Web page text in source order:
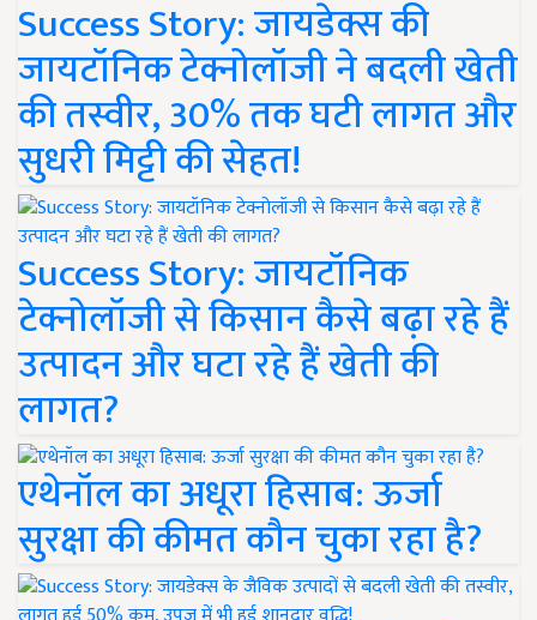
Success Story: जायडेक्स की
जायटॉनिक टेक्नोलॉजी ने बदली खेती
की तस्वीर, 30% तक घटी लागत और
सुधरी मिट्टी की सेहत!
Success Story: जायटॉनिक
टेक्नोलॉजी से किसान कैसे बढ़ा रहे हैं
उत्पादन और घटा रहे हैं खेती की
लागत?
एथेनॉल का अधूरा हिसाब: ऊर्जा
सुरक्षा की कीमत कौन चुका रहा है?